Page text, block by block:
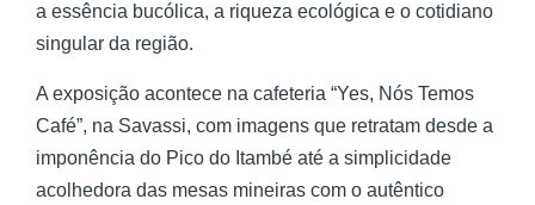
a essência bucólica, a riqueza ecológica e o cotidiano
singular da região.
A exposição acontece na cafeteria “Yes, Nós Temos
Café”, na Savassi, com imagens que retratam desde a
imponência do Pico do Itambé até a simplicidade
acolhedora das mesas mineiras com o autêntico